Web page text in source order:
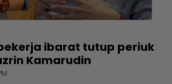
ibarat tutup periuk
Kamarudin